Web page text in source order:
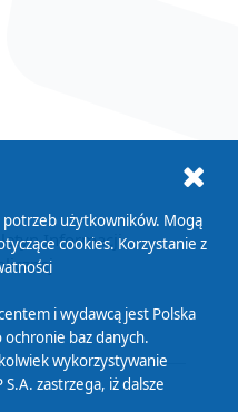
Informacji
potrzeb użytkowników. Mogą
cookies. Korzystanie z
i wydawcą jest Polska
ochronie baz danych.
wykorzystywanie
zastrzega, iż dalsze